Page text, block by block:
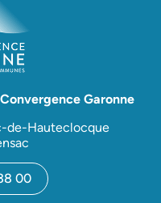
Garonne
de-Hauteclocque
00